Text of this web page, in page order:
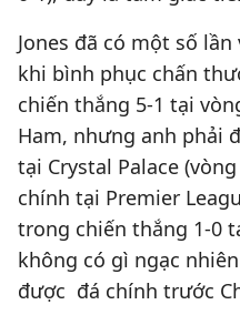
Jones đã có một số
khi bình phục chấn
chiến thắng 5-1 tại
Ham, nhưng anh phải
tại Crystal Palace
chính tại Premier
trong chiến thắng 1-0
không có gì ngạc
được đá chính trước